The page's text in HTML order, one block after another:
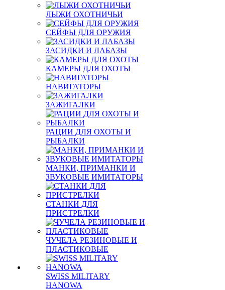
ЛЫЖИ ОХОТНИЧЬИ
СЕЙФЫ ДЛЯ ОРУЖИЯ
ЗАСИДКИ И ЛАБАЗЫ
КАМЕРЫ ДЛЯ ОХОТЫ
НАВИГАТОРЫ
ЗАЖИГАЛКИ
РАЦИИ ДЛЯ ОХОТЫ И
РЫБАЛКИ
МАНКИ, ПРИМАНКИ И
ЗВУКОВЫЕ ИМИТАТОРЫ
СТАНКИ ДЛЯ
ПРИСТРЕЛКИ
ЧУЧЕЛА РЕЗИНОВЫЕ И
ПЛАСТИКОВЫЕ
SWISS MILITARY
HANOWA